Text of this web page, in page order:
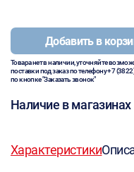
Добавить в
Товара нет в наличии, уточняйте
поставки под заказ по телефону+7
по кнопке "Заказать звонок"
Наличие в магазинах
Характеристики